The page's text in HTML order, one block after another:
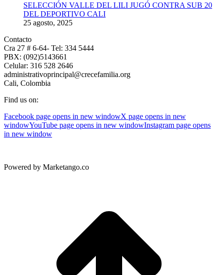
SELECCIÓN VALLE DEL LILI JUGÓ CONTRA SUB 20
DEL DEPORTIVO CALI
25 agosto, 2025
Contacto
Cra 27 # 6-64- Tel: 334 5444
PBX: (092)5143661
Celular: 316 528 2646
administrativoprincipal@crecefamilia.org
Cali, Colombia
Find us on:
Facebook page opens in new windowX page opens in new
windowYouTube page opens in new windowInstagram page opens
in new window
Powered by Marketango.co